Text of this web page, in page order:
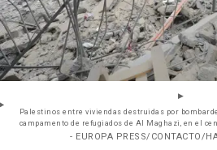
Palestinos entre viviendas destruidas por
campamento de refugiados de Al Maghazi, en el
- EUROPA PRESS/CONTACTO/